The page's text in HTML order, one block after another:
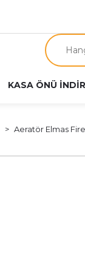
KASA ÖNÜ
Aeratör Elmas